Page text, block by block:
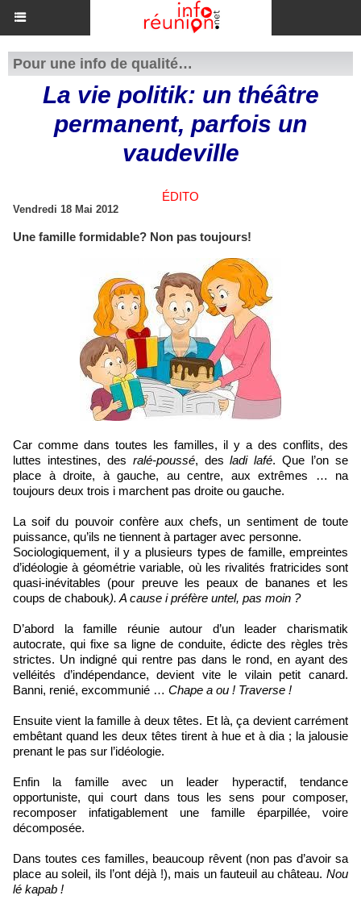
Pour une info de qualité…
La vie politik: un théâtre
permanent, parfois un
vaudeville
ÉDITO
Vendredi 18 Mai 2012
Une famille formidable? Non pas toujours!
Car comme dans toutes les familles, il y a des conflits, des
luttes intestines, des ralé-poussé, desladi lafé. Que l’on se
place à droite, à gauche, au centre, aux extrêmes … na
toujours deux trois i marchent pas droite ou gauche.
La soif du pouvoir confère aux chefs, un sentiment de toute
puissance, qu’ils ne tiennent à partager avec personne.
Sociologiquement, il y a plusieurs types de famille, empreintes
d’idéologie à géométrie variable, où les rivalités fratricides sont
quasi-inévitables (pour preuve les peaux de bananes et les
coups de chabouk). A cause i préfère untel, pas moin ?
D’abord la famille réunie autour d’un leader charismatik
autocrate, qui fixe sa ligne de conduite, édicte des règles très
strictes. Un indigné qui rentre pas dans le rond, en ayant des
velléités d’indépendance, devient vite le vilain petit canard.
Banni, renié, excommunié … Chape a ou ! Traverse !
Ensuite vient la famille à deux têtes. Et là, ça devient carrément
embêtant quand les deux têtes tirent à hue et à dia ; la jalousie
prenant le pas sur l’idéologie.
Enfin la famille avec un leader hyperactif, tendance
opportuniste, qui court dans tous les sens pour composer,
recomposer infatigablement une famille éparpillée, voire
décomposée.
Dans toutes ces familles, beaucoup rêvent (non pas d’avoir sa
place au soleil, ils l’ont déjà !), mais un fauteuil au château. Nou
lé kapab !